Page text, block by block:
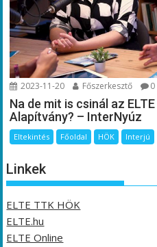
2023-11-20 Főszerkesztő 0
Na de mit is csinál az
Alapítvány? – InterNyúz
Eltekintés Főoldal HÖK Interjú
Linkek
ELTE TTK HÖK
ELTE.hu
ELTE Online